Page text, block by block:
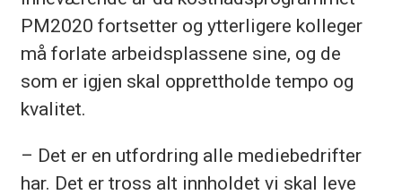
PM2020 fortsetter og ytterligere kolleger
må forlate arbeidsplassene sine, og de
som er igjen skal opprettholde tempo og
kvalitet.
– Det er en utfordring alle mediebedrifter
har. Det er tross alt innholdet vi skal leve